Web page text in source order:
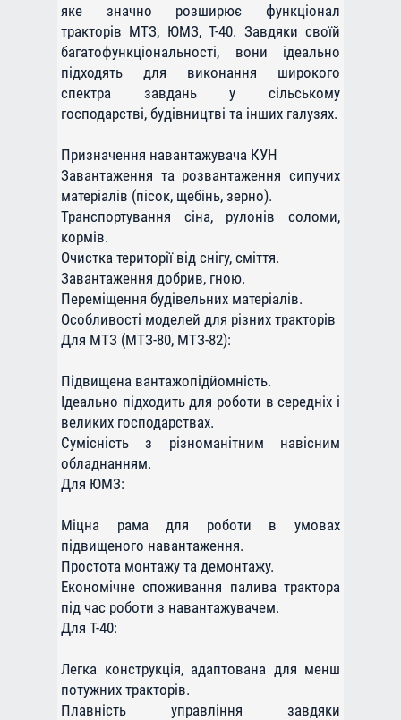
яке значно розширює функціонал
тракторів МТЗ, ЮМЗ, Т-40. Завдяки своїй
багатофункціональності, вони ідеально
підходять для виконання широкого
спектра завдань у сільському
господарстві, будівництві та інших галузях.
Призначення навантажувача КУН
Завантаження та розвантаження сипучих
матеріалів (пісок, щебінь, зерно).
Транспортування сіна, рулонів соломи,
кормів.
Очистка території від снігу, сміття.
Завантаження добрив, гною.
Переміщення будівельних матеріалів.
Особливості моделей для різних тракторів
Для МТЗ (МТЗ-80, МТЗ-82):
Підвищена вантажопідйомність.
Ідеально підходить для роботи в середніх і
великих господарствах.
Сумісність з різноманітним навісним
обладнанням.
Для ЮМЗ:
Міцна рама для роботи в умовах
підвищеного навантаження.
Простота монтажу та демонтажу.
Економічне споживання палива трактора
під час роботи з навантажувачем.
Для Т-40:
Легка конструкція, адаптована для менш
потужних тракторів.
Плавність управління завдяки